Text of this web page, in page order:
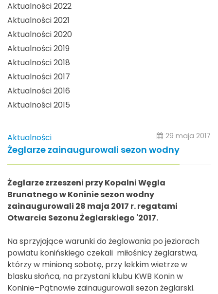
Aktualności 2022
Aktualności 2021
Aktualności 2020
Aktualności 2019
Aktualności 2018
Aktualności 2017
Aktualności 2016
Aktualności 2015
Aktualności 29 maja 2017
Żeglarze zainaugurowali sezon wodny
Żeglarze zrzeszeni przy Kopalni Węgla
Brunatnego w Koninie sezon wodny
zainaugurowali 28 maja 2017 r. regatami
Otwarcia Sezonu Żeglarskiego '2017.
Na sprzyjające warunki do żeglowania po jeziorach
powiatu konińskiego czekali miłośnicy żeglarstwa,
którzy w minioną sobotę, przy lekkim wietrze w
blasku słońca, na przystani klubu KWB Konin w
Koninie–Pątnowie zainaugurowali sezon żeglarski.